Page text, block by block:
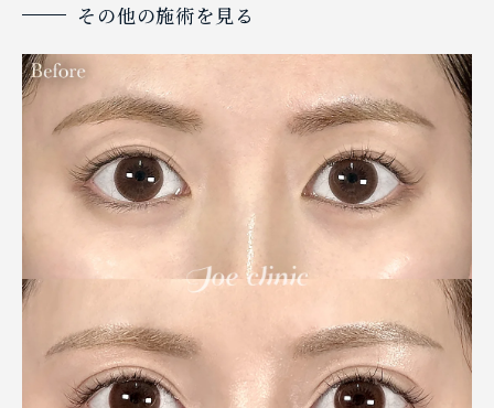
その他の施術を見る